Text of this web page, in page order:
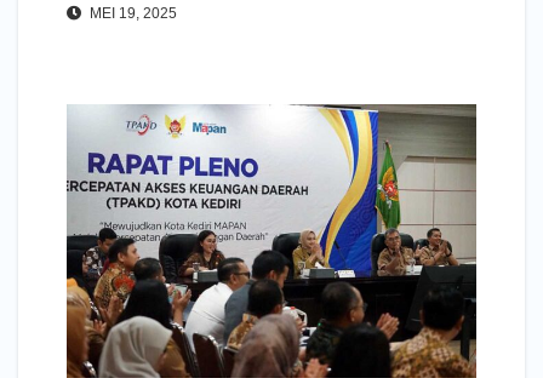
MEI 19, 2025